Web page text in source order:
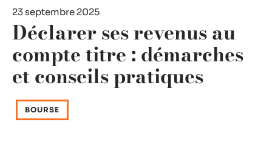
23 septembre 2025
Déclarer ses revenus au
compte titre : démarches
et conseils pratiques
BOURSE